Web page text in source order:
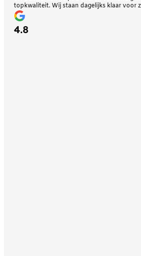
topkwaliteit. Wij staan dagelijks klaar voor
4.8